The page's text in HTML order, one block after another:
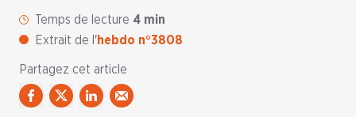
Temps de lecture 4 min
Extrait de l'hebdo n°3808
Partagez cet article